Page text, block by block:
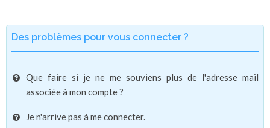
Des problèmes pour vous connecter ?
Que faire si je ne me souviens plus de l'adresse mail
associée à mon compte ?
Je n'arrive pas à me connecter.